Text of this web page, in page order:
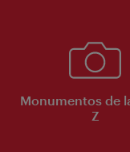
Monumentos de
Z